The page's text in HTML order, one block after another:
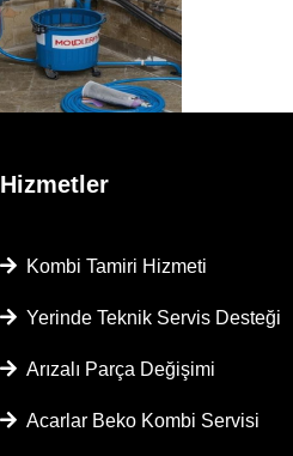
Hizmetler
Kombi Tamiri Hizmeti
Yerinde Teknik Servis Desteği
Arızalı Parça Değişimi
Acarlar Beko Kombi Servisi